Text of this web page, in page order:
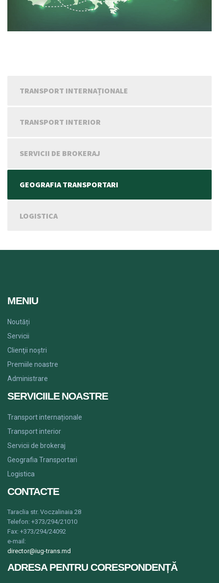
TRANSPORT INTERNAȚIONALE
TRANSPORT INTERIOR
SERVICII DE BROKERAJ
GEOGRAFIA TRANSPORTARI
LOGISTICA
MENIU
Noutăți
Servicii
Clienţii noștri
Premiile noastre
Administrare
SERVICIILE NOASTRE
Transport internaționale
Transport interior
Servicii de brokeraj
Geografia Transportari
Logistica
CONTACTE
Taraclia str. Voczalinaia 28
Telefon: +373/294/21010
Fax: +373/294/24092
e-mail:
director@iug-trans.md
ADRESA PENTRU CORESPONDENȚĂ